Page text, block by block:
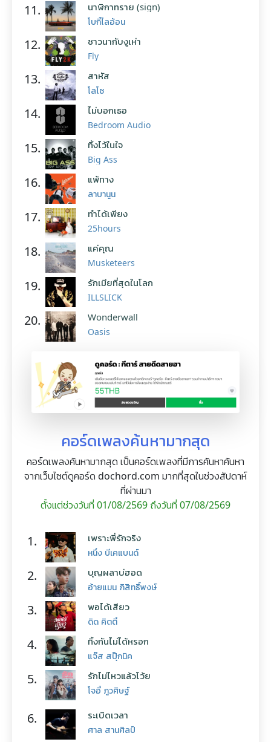
11. นาฬิกาทราย (sign)
โบกี้ไลอ้อน
12. ชาวนากับงูเห่า
Fly
13. สาหัส
โลโซ
14. ไม่บอกเธอ
Bedroom Audio
15. ทิ้งไว้ในใจ
Big Ass
16. แพ้ทาง
ลาบานูน
17. ทำได้เพียง
25hours
18. แค่คุณ
Musketeers
19. รักเมียที่สุดในโลก
ILLSLICK
20. Wonderwall
Oasis
คอร์ดเพลงค้นหามากสุด
คอร์ดเพลงค้นหามากสุด เป็นคอร์ดเพลงที่มีการค้นหาค้นหา
จากเว็บไซต์ดูคอร์ด dochord.com มากที่สุดในช่วงสัปดาห์
ที่ผ่านมา
ตั้งแต่ช่วงวันที่ 01/08/2569 ถึงวันที่ 07/08/2569
1. เพราะพี่รักจริง
หนึ่ง บีเคแบนด์
2. บุญผลาบ่ฮอด
อ้ายแมน ภิสิทธิ์พงษ์
3. พอได้เสียว
ดิด คิตตี้
4. ทิ้งกันไม่ได้หรอก
แจ๊ส สปุ๊กนิค
5. รักไม่ไหวแล้วโว้ย
โจอี้ ภูวศิษฐ์
6. ระเบิดเวลา
ศาล สานศิลป์